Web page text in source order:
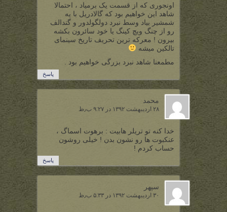
اونجوری که از قسمت یک برمیاد ، احتمالا
شاهد این خواهیم بود که گالادریل با یه
شمشیر بیاد وسط نبرد دولگولدور و گندالف
رو از چنگ ویچ کینگ یا خود سائرون بکشه
بیرون ! معرکه ترین تحریف تاریخ سینمای
تالکین میشه
مطمعنا شاهد نبرد بزرگی خواهیم بود .
پاسخ
محمد
۲۸ اردیبهشت ۱۳۹۲ در ۹:۲۷ ب٫ظ
خدا کنه تو تریلر هابیت : برهوت اسماگ ،
عنکبوت ها رو نشون بدن ! خیلی روشون
حساب کردم !
پاسخ
سپهر
۳۰ اردیبهشت ۱۳۹۲ در ۵:۳۳ ب٫ظ